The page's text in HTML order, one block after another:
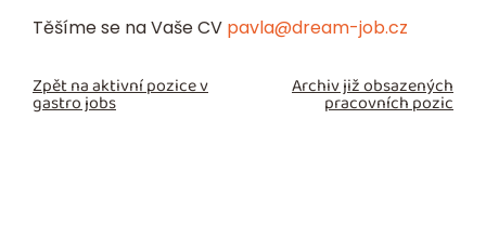
Těšíme se na Vaše CV pavla@dream-job.cz
Zpět na aktivní pozice v
gastro jobs
Archiv již obsazených
pracovních pozic